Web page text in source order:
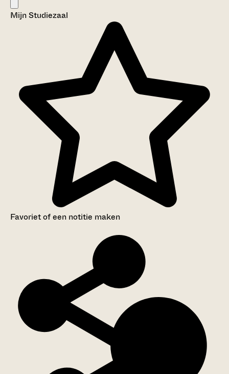
Aanwijzingen voor de gebruiker
Inventaris
Mijn Studiezaal
Favoriet of een notitie maken